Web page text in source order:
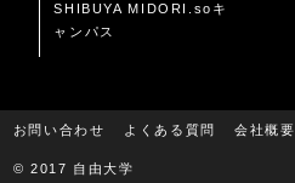
SHIBUYA MIDORI.soキ
ャンパス
お問い合わせ よくある質問 会社概要
© 2017 自由大学